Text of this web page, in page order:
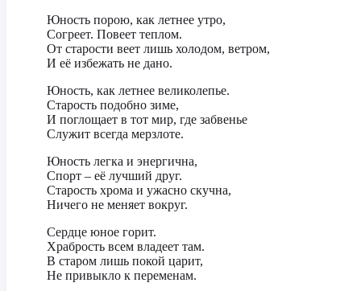
Юность порою, как летнее утро,
Согреет. Повеет теплом.
От старости веет лишь холодом, ветром,
И её избежать не дано.
Юность, как летнее великолепье.
Старость подобно зиме,
И поглощает в тот мир, где забвенье
Служит всегда мерзлоте.
Юность легка и энергична,
Спорт – её лучший друг.
Старость хрома и ужасно скучна,
Ничего не меняет вокруг.
Сердце юное горит.
Храбрость всем владеет там.
В старом лишь покой царит,
Не привыкло к переменам.